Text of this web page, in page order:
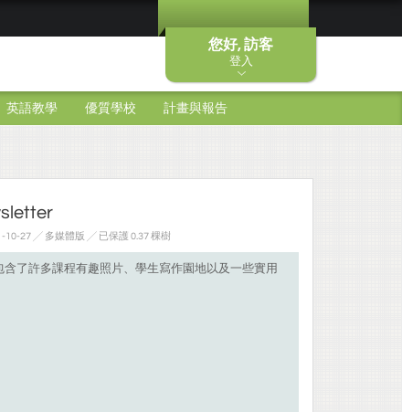
您好, 訪客
登入
英語教學 優質學校 計畫與報告
10-27 ╱ 多媒體版 ╱ 已保護 0.37 棵樹
了許多課程有趣照片、學生寫作園地以及一些實用